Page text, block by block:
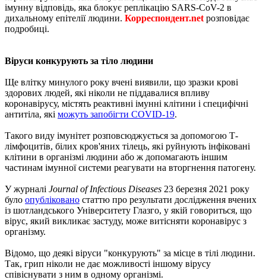
імунну відповідь, яка блокує реплікацію SARS-CoV-2 в
дихальному епітелії людини. Корреспондент.net розповідає
подробиці.
Віруси конкурують за тіло людини
Ще влітку минулого року вчені виявили, що зразки крові
здорових людей, які ніколи не піддавалися впливу
коронавірусу, містять реактивні імунні клітини і специфічні
антитіла, які можуть запобігти COVID-19.
Такого виду імунітет розповсюджується за допомогою Т-
лімфоцитів, білих кров'яних тілець, які руйнують інфіковані
клітини в організмі людини або ж допомагають іншим
частинам імунної системи реагувати на вторгнення патогену.
У журналі Journal of Infectious Diseases 23 березня 2021 року
було опубліковано статтю про результати дослідження вчених
із шотландського Університету Глазго, у якій говориться, що
вірус, який викликає застуду, може витісняти коронавірус з
організму.
Відомо, що деякі віруси "конкурують" за місце в тілі людини.
Так, грип ніколи не дає можливості іншому вірусу
співіснувати з ним в одному організмі.